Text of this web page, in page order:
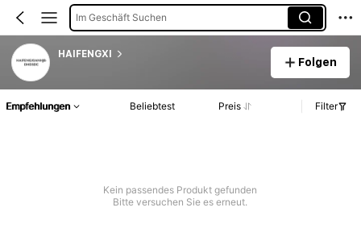
Im Geschäft Suchen
HAIFENGXI
Folgen
Empfehlungen Beliebtest Preis Filter
Kein passendes Produkt gefunden
Bitte versuchen Sie es erneut.